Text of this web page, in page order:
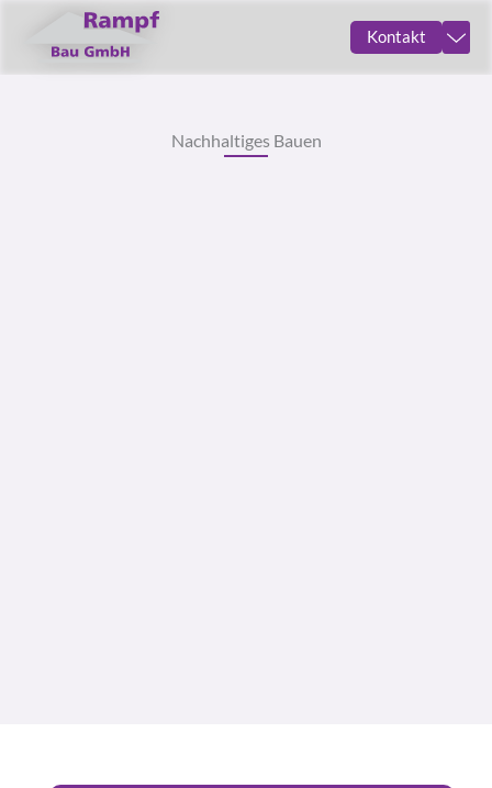
springen
Kontakt
Nachhaltiges Bauen